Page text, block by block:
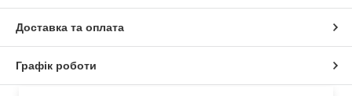
Доставка та оплата
Графік роботи